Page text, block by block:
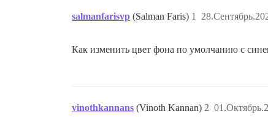
salmanfarisvp (Salman Faris) 1
Как изменить цвет фона по умолчанию с
vinothkannans (Vinoth Kannan) 2